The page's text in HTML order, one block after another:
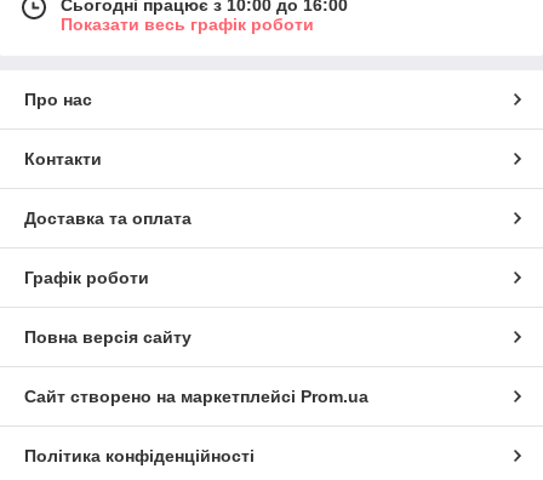
Сьогодні працює з 10:00 до 16:00
Показати весь графік роботи
Про нас
Контакти
Доставка та оплата
Графік роботи
Повна версія сайту
Сайт створено на маркетплейсі Prom.ua
Політика конфіденційності